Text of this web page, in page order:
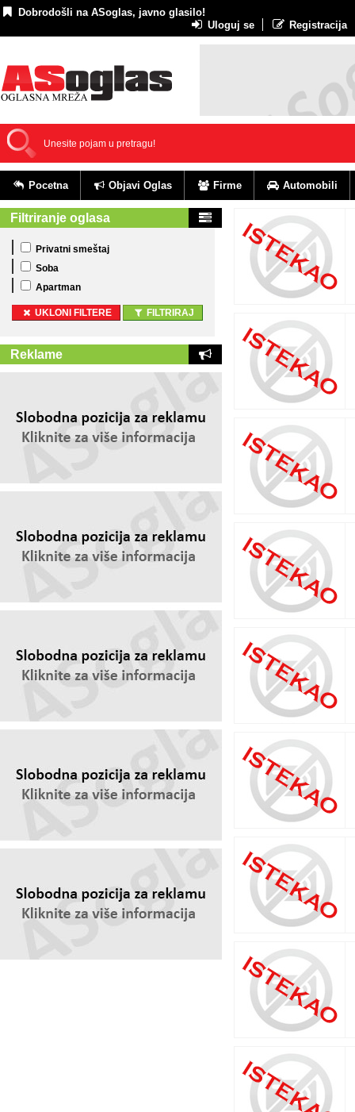
Dobrodošli na ASoglas, javno glasilo!
Uloguj se
Registracija
Pocetna Objavi Oglas Firme Automobili
Filtriranje oglasa
Privatni smeštaj
Soba
Apartman
UKLONI FILTERE FILTRIRAJ
Reklame